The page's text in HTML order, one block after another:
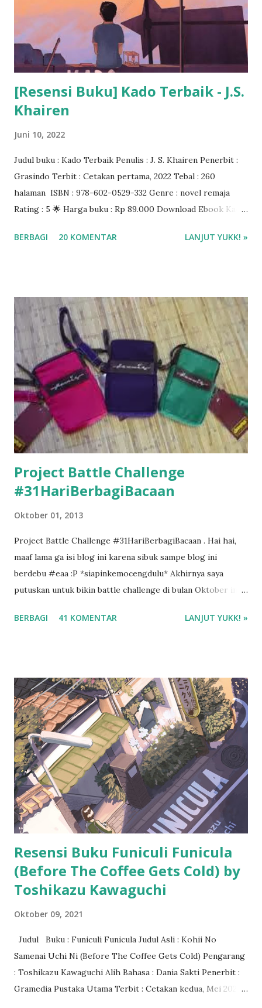
[Resensi Buku] Kado Terbaik - J.S.
Khairen
Juni 10, 2022
Judul buku : Kado Terbaik Penulis : J. S. Khairen Penerbit :
Grasindo Terbit : Cetakan pertama, 2022 Tebal : 260
halaman ISBN : 978-602-0529-332 Genre : novel remaja
Rating : 5 🌟 Harga buku : Rp 89.000 Download Ebook Kado
Gramedia.com atau Shopee ❤❤❤
BERBAGI 20 KOMENTAR LANJUT YUKK! »
Project Battle Challenge
#31HariBerbagiBacaan
Oktober 01, 2013
Project Battle Challenge #31HariBerbagiBacaan . Hai hai,
maaf lama ga isi blog ini karena sibuk sampe blog ini
berdebu #eaa :P *siapinkemocengdulu* Akhirnya saya
putuskan untuk bikin battle challenge di bulan Oktober ini
temen diskusi tentang buku, saya jadi lebih semangat buat
BERBAGI 41 KOMENTAR LANJUT YUKK! »
Resensi Buku Funiculi Funicula
(Before The Coffee Gets Cold) by
Toshikazu Kawaguchi
Oktober 09, 2021
Judul Buku : Funiculi Funicula Judul Asli : Kohii No
Samenai Uchi Ni (Before The Coffee Gets Cold) Pengarang
: Toshikazu Kawaguchi Alih Bahasa : Dania Sakti Penerbit :
Gramedia Pustaka Utama Terbit : Cetakan kedua, Mei 2021